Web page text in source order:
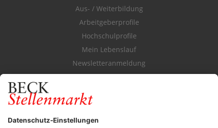
Aus- / Weiterbildung
Arbeitgeberprofile
Hochschulprofile
Mein Lebenslauf
Newsletteranmeldung
Durchsuchen Sie den Stellenkatalog
FÜR ARBEITGEBER
Stellenmarktpreise